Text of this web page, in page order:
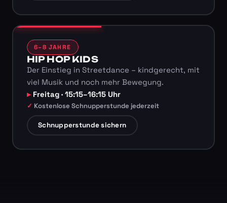
6–8 JAHRE
HIP HOP KIDS
Der Einstieg in Streetdance – kindgerecht, mit
viel Musik und noch mehr Bewegung.
Freitag · 15:15–16:15 Uhr
Kostenlose Schnupperstunde jederzeit
Schnupperstunde sichern